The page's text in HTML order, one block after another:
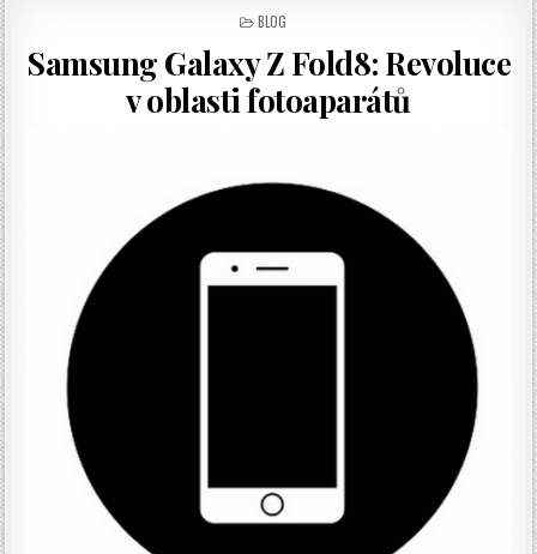
POSTED
BLOG
Samsung Galaxy Z Fold8: Revoluce
v oblasti fotoaparátů